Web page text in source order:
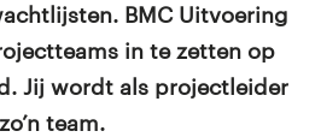
BMC Uitvoering
in te zetten op
Jij wordt als projectleider
team.